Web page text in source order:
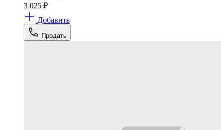
3 025 ₽
Добавить
Продать